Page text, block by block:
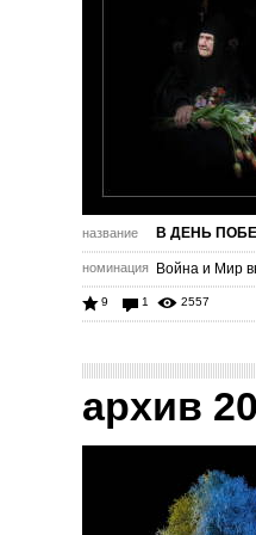
название В ДЕНЬ
номинация Война и Мир
9 1 2557
архив